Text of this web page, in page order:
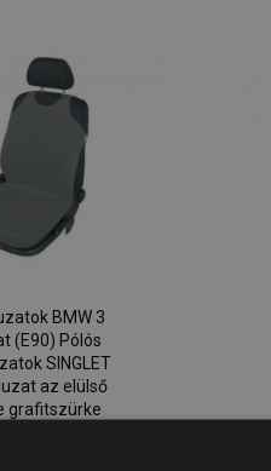
BMW 3
(E90) Pólós
SINGLET
az elülső
grafitszürke